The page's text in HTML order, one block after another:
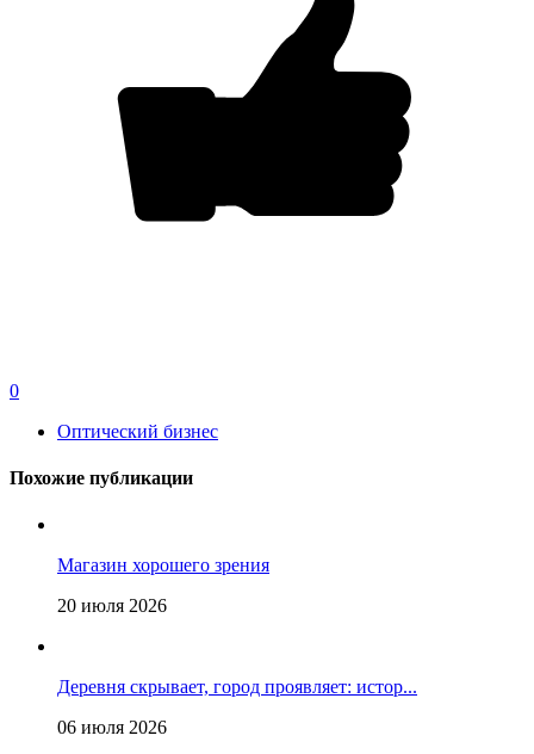
0
Оптический бизнес
Похожие публикации
Магазин хорошего зрения
20 июля 2026
Деревня скрывает, город проявляет: истор...
06 июля 2026